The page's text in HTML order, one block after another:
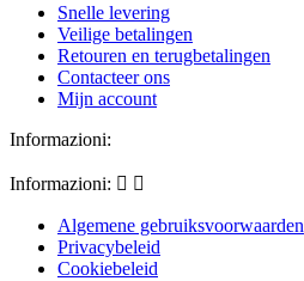
Snelle levering
Veilige betalingen
Retouren en terugbetalingen
Contacteer ons
Mijn account
Informazioni:
Informazioni:  
Algemene gebruiksvoorwaarden
Privacybeleid
Cookiebeleid